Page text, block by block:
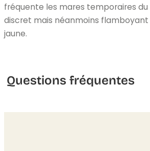
fréquente les mares temporaires du
discret mais néanmoins flamboyant
jaune.
Questions fréquentes